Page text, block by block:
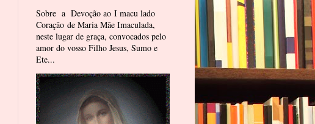
Sobre a Devoção ao I macu lado
Coração de Maria Mãe Imaculada,
neste lugar de graça, convocados pelo
amor do vosso Filho Jesus, Sumo e
Ete...